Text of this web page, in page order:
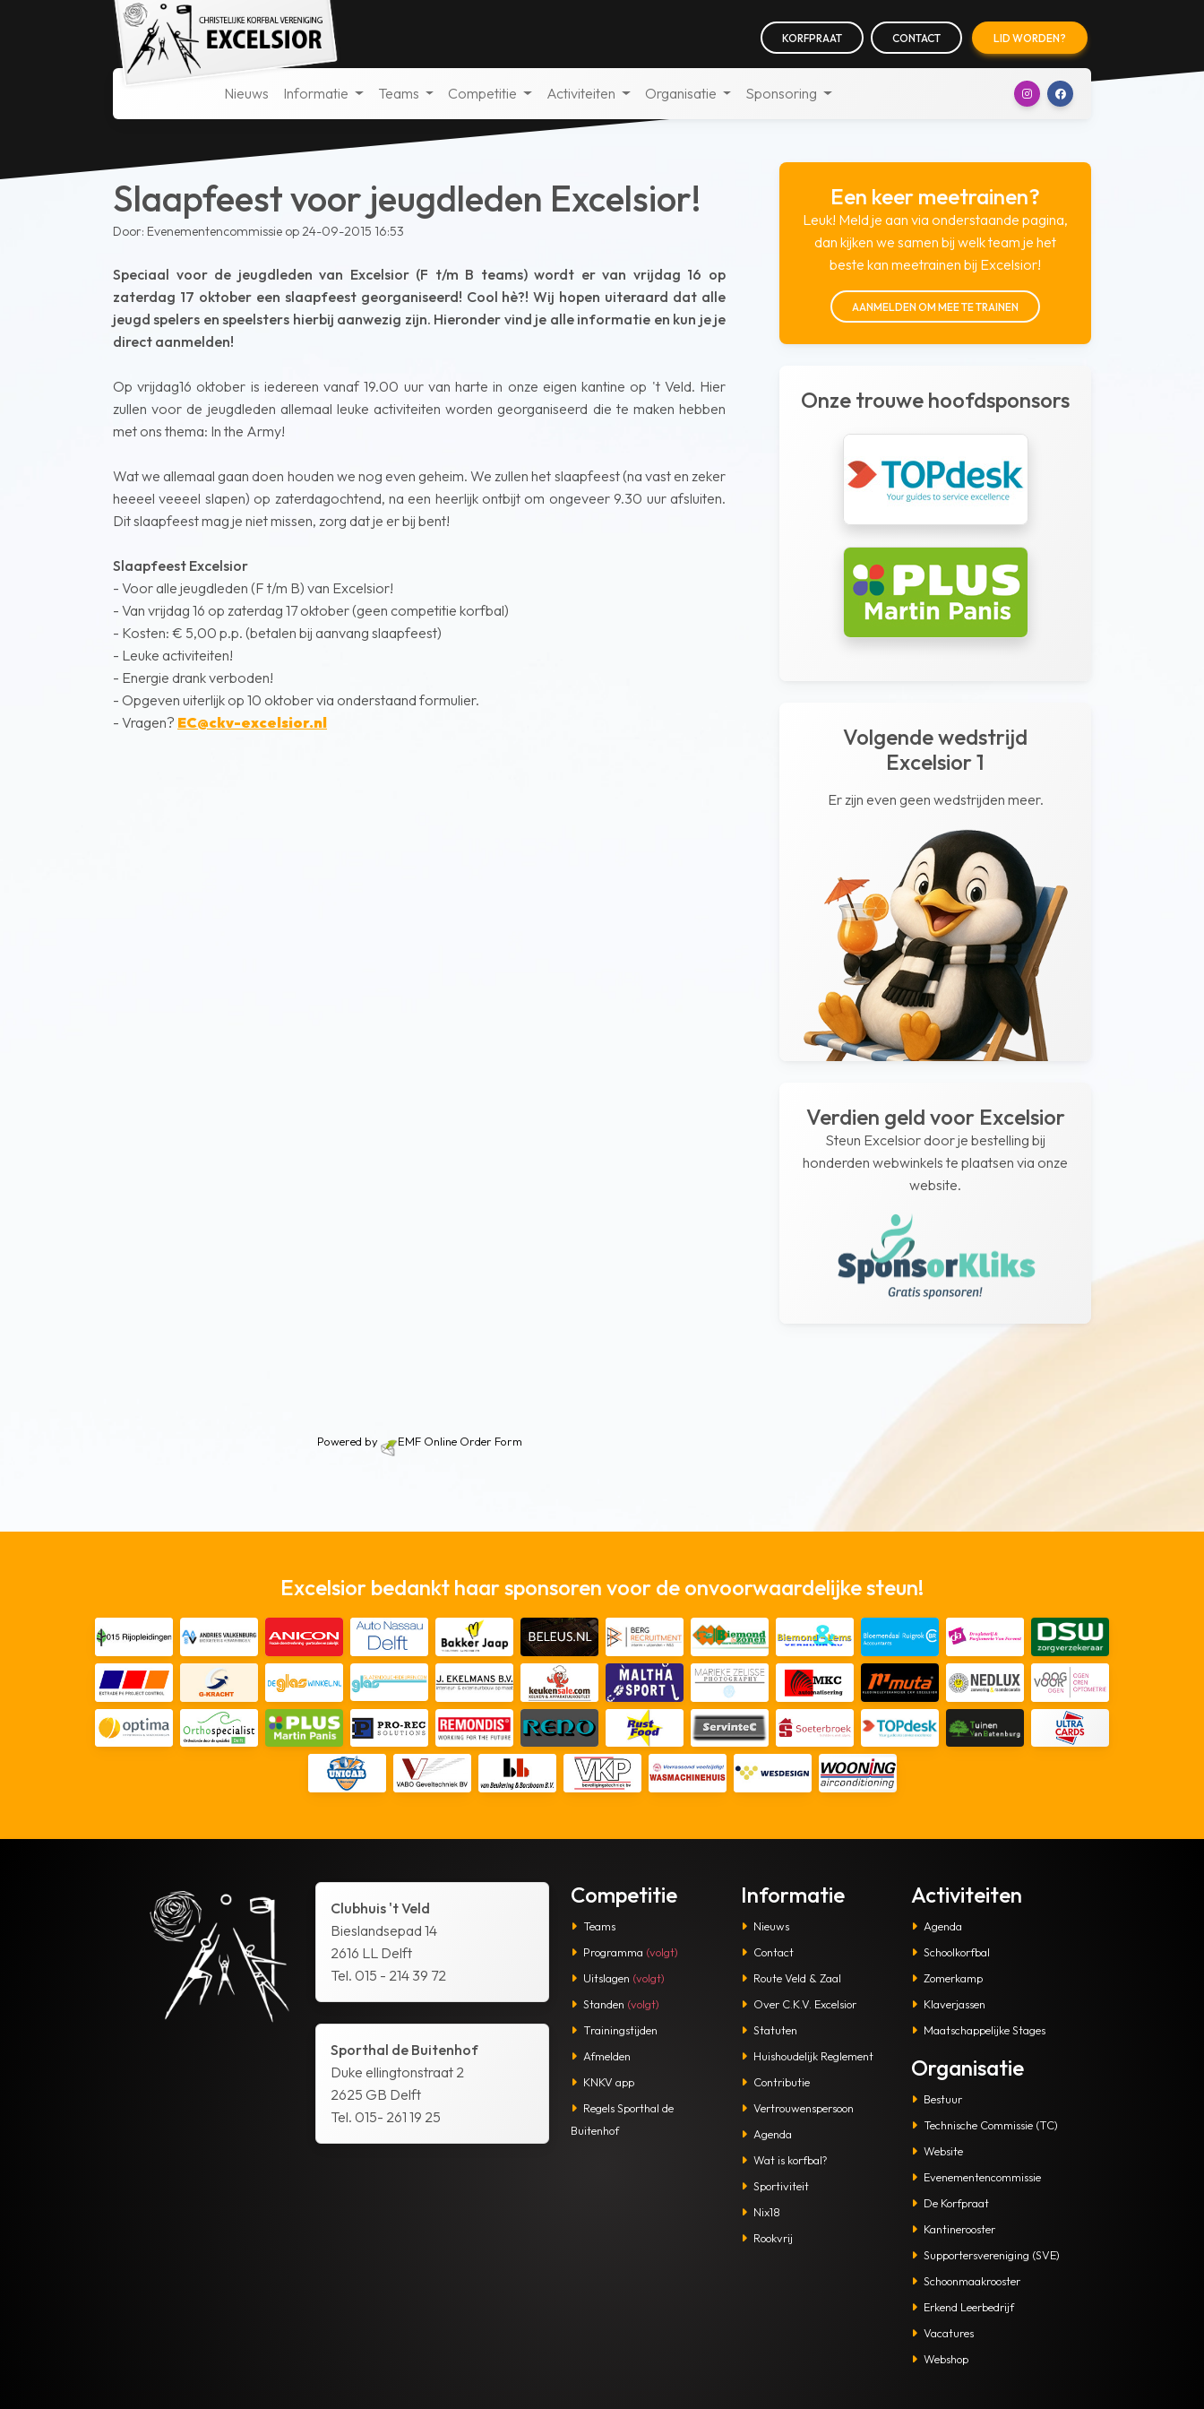
KORFPRAAT CONTACT LID WORDEN?
Nieuws Informatie Teams Competitie Activiteiten Organisatie Sponsoring
Slaapfeest voor jeugdleden Excelsior!
Door: Evenementencommissie op 24-09-2015 16:53
Speciaal voor de jeugdleden van Excelsior (F t/m B teams) wordt er van vrijdag 16 op
zaterdag 17 oktober een slaapfeest georganiseerd! Cool hè?! Wij hopen uiteraard dat alle
jeugd spelers en speelsters hierbij aanwezig zijn. Hieronder vind je alle informatie en kun je je
direct aanmelden!
Op vrijdag16 oktober is iedereen vanaf 19.00 uur van harte in onze eigen kantine op 't Veld. Hier
zullen voor de jeugdleden allemaal leuke activiteiten worden georganiseerd die te maken hebben
met ons thema: In the Army!
Wat we allemaal gaan doen houden we nog even geheim. We zullen het slaapfeest (na vast en zeker
heeeel veeeel slapen) op zaterdagochtend, na een heerlijk ontbijt om ongeveer 9.30 uur afsluiten.
Dit slaapfeest mag je niet missen, zorg dat je er bij bent!
Slaapfeest Excelsior
- Voor alle jeugdleden (F t/m B) van Excelsior!
- Van vrijdag 16 op zaterdag 17 oktober (geen competitie korfbal)
- Kosten: € 5,00 p.p. (betalen bij aanvang slaapfeest)
- Leuke activiteiten!
- Energie drank verboden!
- Opgeven uiterlijk op 10 oktober via onderstaand formulier.
- Vragen? EC@ckv-excelsior.nl
Powered by EMF Online Order Form
Een keer meetrainen?
Leuk! Meld je aan via onderstaande pagina,
dan kijken we samen bij welk team je het
beste kan meetrainen bij Excelsior!
AANMELDEN OM MEE TE TRAINEN
Onze trouwe hoofdsponsors
Volgende wedstrijd
Excelsior 1
Er zijn even geen wedstrijden meer.
Verdien geld voor Excelsior
Steun Excelsior door je bestelling bij
honderden webwinkels te plaatsen via onze
website.
Excelsior bedankt haar sponsoren voor de onvoorwaardelijke steun!
Clubhuis 't Veld
Bieslandsepad 14
2616 LL Delft
Tel. 015 - 214 39 72
Sporthal de Buitenhof
Duke ellingtonstraat 2
2625 GB Delft
Tel. 015- 261 19 25
Competitie
Teams
Programma (volgt)
Uitslagen (volgt)
Standen (volgt)
Trainingstijden
Afmelden
KNKV app
Regels Sporthal de
Buitenhof
Informatie
Nieuws
Contact
Route Veld & Zaal
Over C.K.V. Excelsior
Statuten
Huishoudelijk Reglement
Contributie
Vertrouwenspersoon
Agenda
Wat is korfbal?
Sportiviteit
Nix18
Rookvrij
Activiteiten
Agenda
Schoolkorfbal
Zomerkamp
Klaverjassen
Maatschappelijke Stages
Organisatie
Bestuur
Technische Commissie (TC)
Website
Evenementencommissie
De Korfpraat
Kantinerooster
Supportersvereniging (SVE)
Schoonmaakrooster
Erkend Leerbedrijf
Vacatures
Webshop